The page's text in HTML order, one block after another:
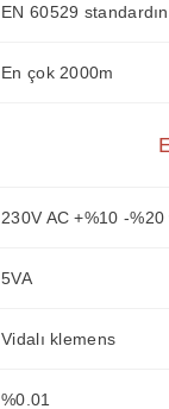
EN 60529
En çok 2000m
230V AC +%10 -
5VA
Vidalı klemens
%0.01